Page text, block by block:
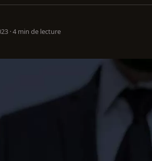
· 4 min de lecture